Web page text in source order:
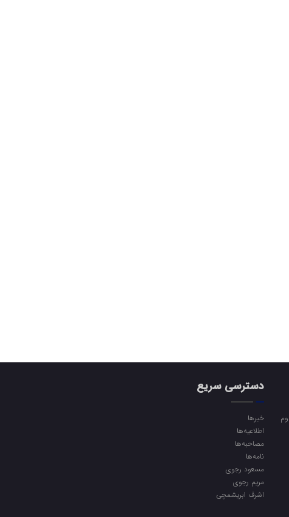
دسترسی سریع
خبرها
اطلاعیه‌ها
مصاحبه‌ها
نامه‌ها
مسعود رجوی
مریم رجوی
اشرف ابریشمچی